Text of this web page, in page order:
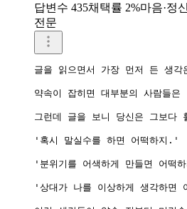
답변수 435채택률 2%마음·정
전문
글을 읽으면서 가장 먼저 든 생
약속이 잡히면 대부분의 사람들
그런데 글을 보니 당신은 그보다
'혹시 말실수를 하면 어떡하지.'
'분위기를 어색하게 만들면 어떡
'상대가 나를 이상하게 생각하면